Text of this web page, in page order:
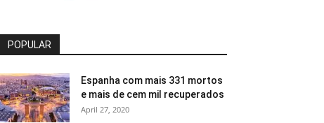
POPULAR
Espanha com mais 331 mortos
e mais de cem mil recuperados
April 27, 2020